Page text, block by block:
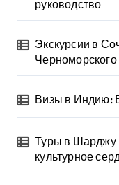
руководство
Экскурсии в
Черноморского
Визы в Индию:
Туры в Шарджу
культурное